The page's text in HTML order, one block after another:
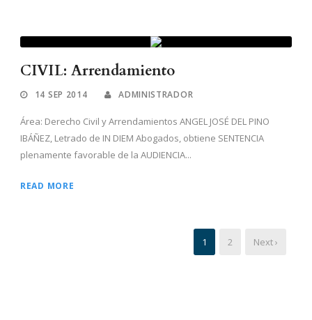
CIVIL: Arrendamiento
14 SEP 2014 ADMINISTRADOR
Área: Derecho Civil y Arrendamientos ANGEL JOSÉ DEL PINO
IBÁÑEZ, Letrado de IN DIEM Abogados, obtiene SENTENCIA
plenamente favorable de la AUDIENCIA...
READ MORE
1 2 Next ›